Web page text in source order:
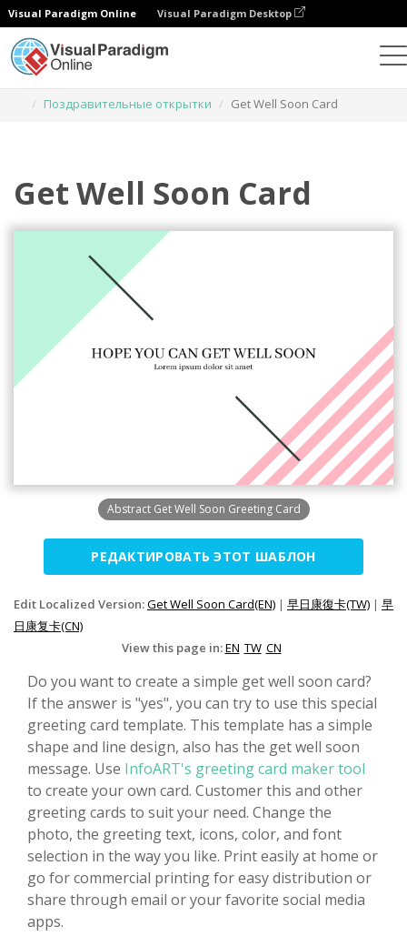
Visual Paradigm Online Visual Paradigm Desktop
Поздравительные открытки
Get Well Soon Card
Get Well Soon Card
Abstract Get Well Soon Greeting Card
РЕДАКТИРОВАТЬ ЭТОТ ШАБЛОН
Edit Localized Version:Get Well Soon Card(EN) | 早日康復卡(TW) | 早
日康复卡(CN)
View this page in:EN TW CN
Do you want to create a simple get well soon card?
If the answer is "yes", you can try to use this special
greeting card template. This template has a simple
shape and line design, also has the get well soon
message. Use InfoART's greeting card maker tool
to create your own card. Customer this and other
greeting cards to suit your need. Change the
photo, the greeting text, icons, color, and font
selection in the way you like. Print easily at home or
go for commercial printing for easy distribution or
share through email or your favorite social media
apps.